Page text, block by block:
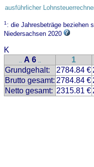
ausführlicher
1: die Jahresbeträge beziehen
Niedersachsen 2020
K
.. A 6 .. 1
Grundgehalt:
2784.84 €
Brutto gesamt: 2784.84 €
Netto gesamt: 2315.81 €